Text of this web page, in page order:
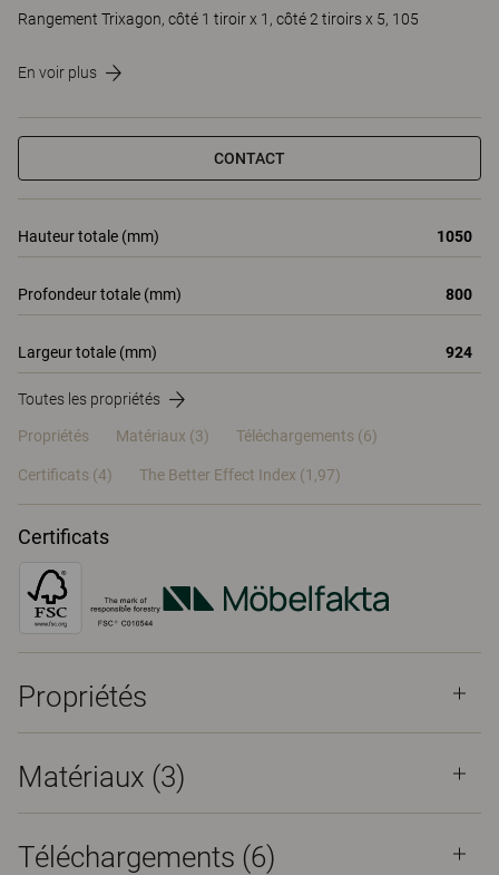
Rangement Trixagon, côté 1 tiroir x 1, côté 2 tiroirs x 5, 105
En voir plus
CONTACT
Hauteur totale (mm) 1050
Profondeur totale (mm) 800
Largeur totale (mm) 924
Toutes les propriétés
Propriétés Matériaux (3) Téléchargements (6)
Certificats (4) The Better Effect Index (1,97)
Certificats
Propriétés
Matériaux (3)
Téléchargements (6)